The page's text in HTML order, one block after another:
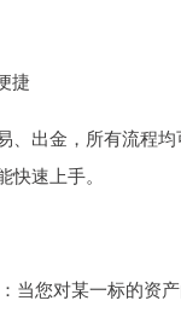
捷
、出金，所有流程
速上手。
当您对某一标的资